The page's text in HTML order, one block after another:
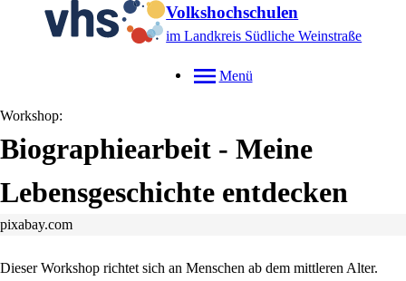
Volkshochschulen
im Landkreis Südliche Weinstraße
Menü
Workshop:
Biographiearbeit - Meine
Lebensgeschichte entdecken
pixabay.com
Dieser Workshop richtet sich an Menschen ab dem mittleren Alter.